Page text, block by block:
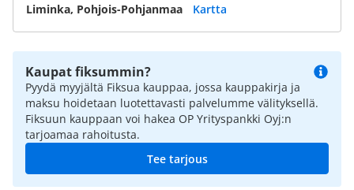
Liminka, Pohjois-Pohjanmaa
Kartta
Kaupat fiksummin?
Pyydä myyjältä Fiksua kauppaa, jossa kauppakirja ja
maksu hoidetaan luotettavasti palvelumme välityksellä.
Fiksuun kauppaan voi hakea OP Yrityspankki Oyj:n
tarjoamaa rahoitusta.
Tee tarjous